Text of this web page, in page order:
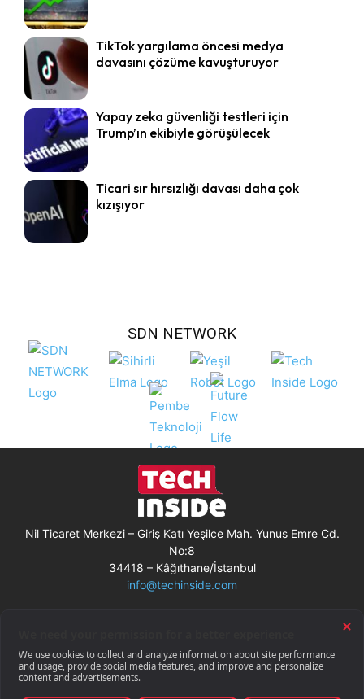
TikTok yargılama öncesi medya
davasını çözüme kavuşturuyor
Yapay zeka güvenliği testleri için
Trump’ın ekibiyle görüşülecek
Ticari sır hırsızlığı davası daha çok
kızışıyor
SDN NETWORK
Nil Ticaret Merkezi – Giriş Katı Yeşilce Mah. Yunus Emre Cd.
No:8
34418 – Kâğıthane/İstanbul
info@techinside.com
Gizlilik Bildirimi
RSS